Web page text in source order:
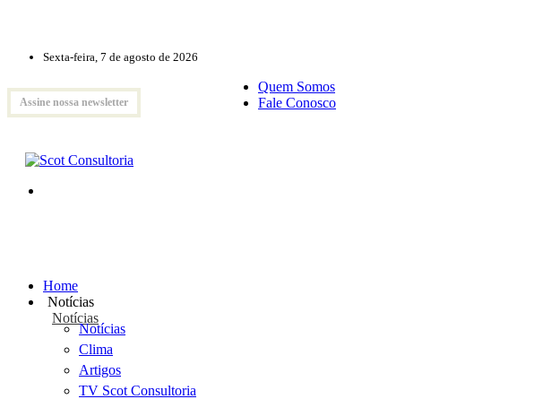
Sexta-feira, 7 de agosto de 2026
Assine nossa newsletter
Quem Somos
Fale Conosco
Home
Notícias
Notícias
Notícias
Clima
Artigos
TV Scot Consultoria